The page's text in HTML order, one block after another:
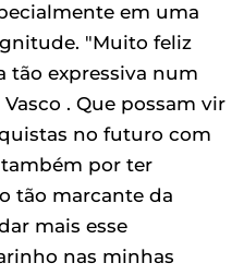
em uma
"Muito feliz
tão expressiva num
. Que possam vir
no futuro com
também por ter
tão marcante da
mais esse
nas minhas